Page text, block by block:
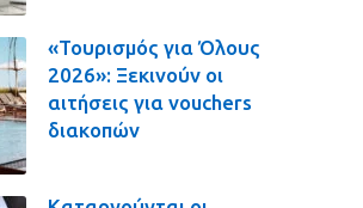
«Τουρισμός για Όλους
2026»: Ξεκινούν οι
αιτήσεις για vouchers
διακοπών